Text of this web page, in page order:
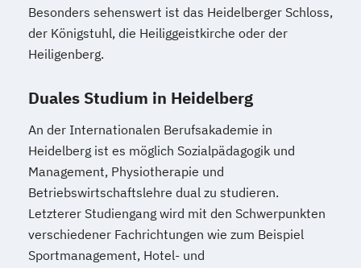
Wirtschaftsinformatik - International
Management for Business and Information
Technology
Wirtschaftsinformatik - Software
Engineering
Wirtschaftsingenieurwesen - Chemie- und
Verfahrenstechnik
Wirtschaftsingenieurwesen -
Elektrotechnik
Wirtschaftsingenieurwesen -
Maschinenbau
Besonders sehenswert ist das Heidelberger Schloss,
der Königstuhl, die Heiliggeistkirche oder der
Heiligenberg.
Duales Studium in Heidelberg
An der Internationalen Berufsakademie in
Heidelberg ist es möglich Sozialpädagogik und
Management, Physiotherapie und
Betriebswirtschaftslehre dual zu studieren.
Letzterer Studiengang wird mit den Schwerpunkten
verschiedener Fachrichtungen wie zum Beispiel
Sportmanagement, Hotel- und